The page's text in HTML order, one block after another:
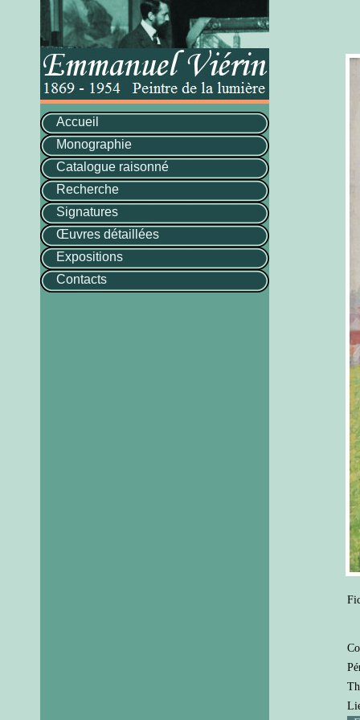
Accueil
Monographie
Catalogue raisonné
Recherche
Signatures
Œuvres détaillées
Expositions
Contacts